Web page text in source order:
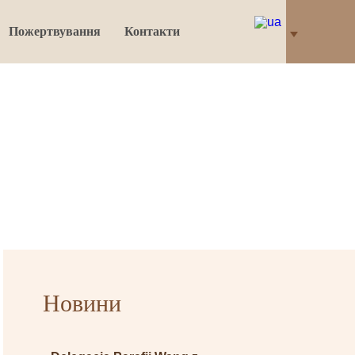
Пожертвування Контакти
Новини